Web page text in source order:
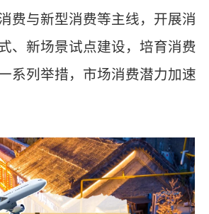
费与新型消费等主线，开展消
、新场景试点建设，培育消费
系列举措，市场消费潜力加速